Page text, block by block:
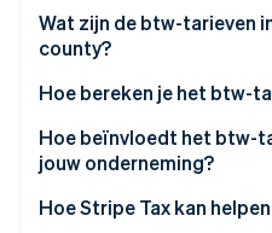
Wat zijn de btw-tarieven
county?
Hoe bereken je het btw-
Hoe beïnvloedt het btw-
jouw onderneming?
Verkopers op afstand
Hoe Stripe Tax kan helpen